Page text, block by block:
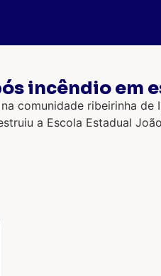
incêndio em
comunidade ribeirinha
a Escola Estadual